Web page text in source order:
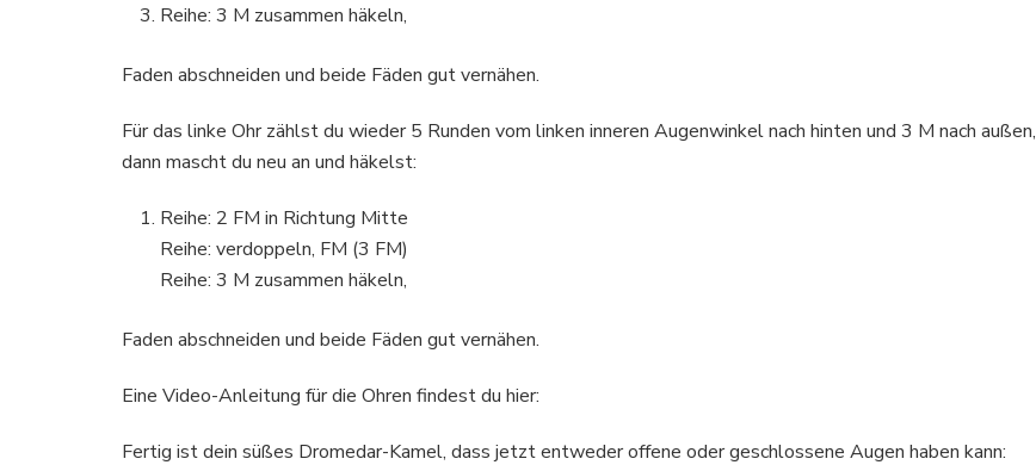
Reihe: 3 M zusammen häkeln,
Faden abschneiden und beide Fäden gut vernähen.
Für das linke Ohr zählst du wieder 5 Runden vom linken inneren Augenwinkel nach hinten und 3 M nach außen,
dann mascht du neu an und häkelst:
Reihe: 2 FM in Richtung Mitte
Reihe: verdoppeln, FM (3 FM)
Reihe: 3 M zusammen häkeln,
Faden abschneiden und beide Fäden gut vernähen.
Eine Video-Anleitung für die Ohren findest du hier:
Fertig ist dein süßes Dromedar-Kamel, dass jetzt entweder offene oder geschlossene Augen haben kann: